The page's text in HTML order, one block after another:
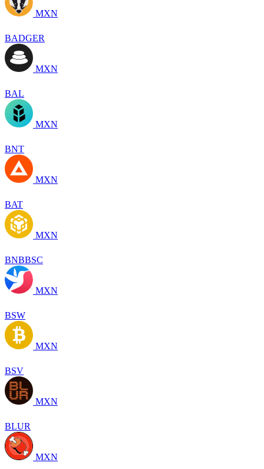
MXN
BADGER
MXN
BAL
MXN
BNT
MXN
BAT
MXN
BNBBSC
MXN
BSW
MXN
BSV
MXN
BLUR
MXN